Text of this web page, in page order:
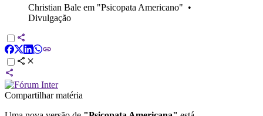
Christian Bale em "Psicopata Americano" •
Divulgação
Compartilhar matéria